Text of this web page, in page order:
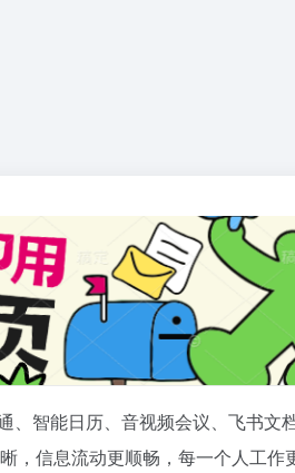
智能日历、音视频会议、飞书文
，信息流动更顺畅，每一个人工作